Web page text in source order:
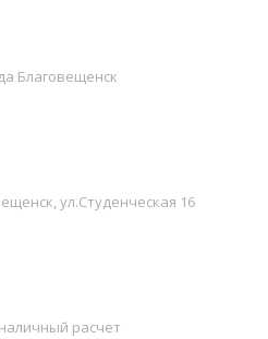
Благовещенск
ул.Студенческая 16
расчет